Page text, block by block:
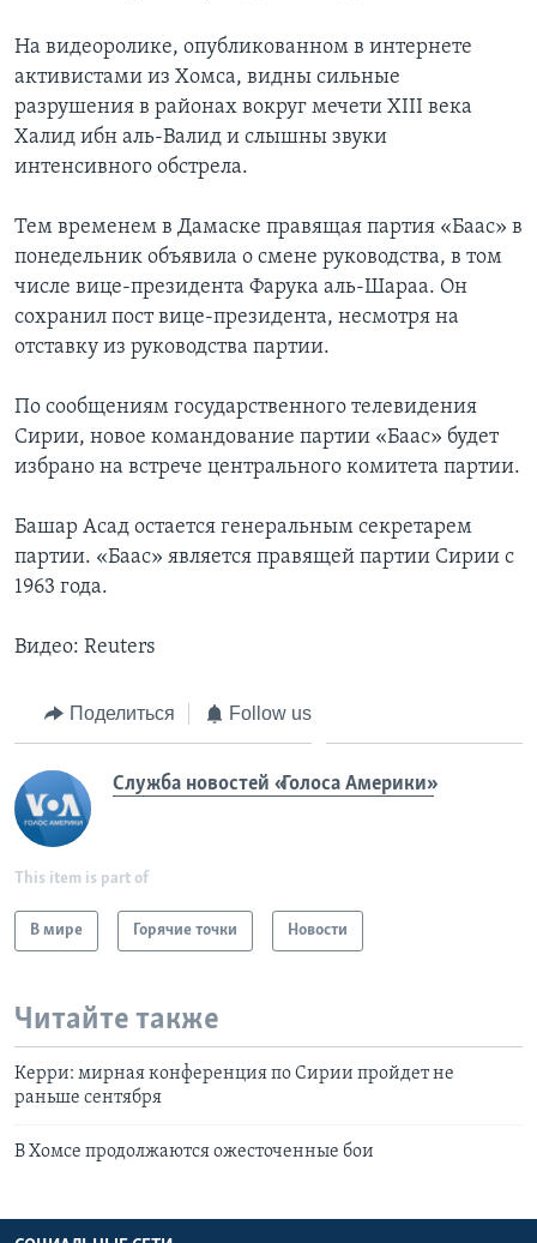
На видеоролике, опубликованном в интернете
активистами из Хомса, видны сильные
разрушения в районах вокруг мечети XIII века
Халид ибн аль-Валид и слышны звуки
интенсивного обстрела.
Тем временем в Дамаске правящая партия «Баас» в
понедельник объявила о смене руководства, в том
числе вице-президента Фарука аль-Шараа. Он
сохранил пост вице-президента, несмотря на
отставку из руководства партии.
По сообщениям государственного телевидения
Сирии, новое командование партии «Баас» будет
избрано на встрече центрального комитета партии.
Башар Асад остается генеральным секретарем
партии. «Баас» является правящей партии Сирии с
1963 года.
Видео: Reuters
Поделиться Follow us
Служба новостей «Голоса Америки»
This item is part of
В мире Горячие точки Новости
Читайте также
Керри: мирная конференция по Сирии пройдет не
раньше сентября
В Хомсе продолжаются ожесточенные бои